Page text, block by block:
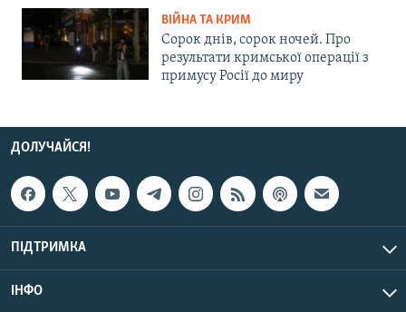
ВІЙНА ТА КРИМ
Сорок днів, сорок ночей. Про
результати кримської операції з
примусу Росії до миру
ДОЛУЧАЙСЯ!
ПІДТРИМКА
ІНФО